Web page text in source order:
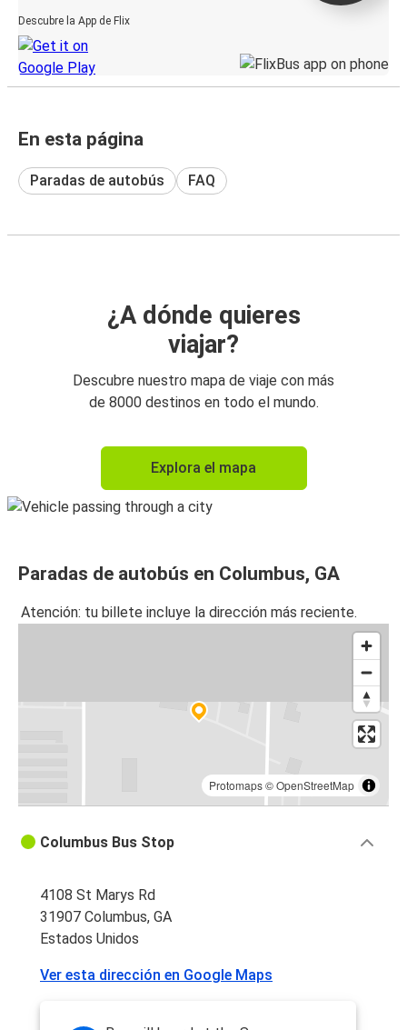
Descubre la App de Flix
En esta página
Paradas de autobús FAQ
¿A dónde quieres
viajar?
Descubre nuestro mapa de viaje con más
de 8000 destinos en todo el mundo.
Explora el mapa
Paradas de autobús en Columbus, GA
Atención: tu billete incluye la dirección más reciente.
Protomaps©OpenStreetMap
Columbus Bus Stop
4108 St Marys Rd
31907 Columbus, GA
Estados Unidos
Ver esta dirección en Google Maps